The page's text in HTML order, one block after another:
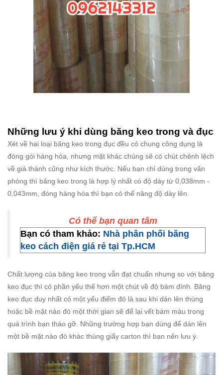
Những lưu ý khi dùng băng keo trong và đục
Xét về hai loại băng keo trong đục đều có chung công dụng là
đóng gói hàng hóa, nhưng mặt khác chúng sẽ có chút chênh lệch
về giá thành cũng như kích thước. Nếu bạn chỉ dùng trong văn
phòng thì băng keo trong là hợp lý nhất có độ dày từ 0,038mm -
0,043mm, đóng hàng hóa thì bạn có thể nâng độ dày lên.
Có thể bạn quan tâm
Bạn có tham khảo: Nhà phân phối băng
keo cách điện giá rẻ tại Tp.HCM
Chất lượng của băng keo trong vẫn đạt chuẩn nhưng so với băng
keo đục thì có phần yếu thế hơn một chút về độ bám dính. Băng
keo đục duy nhất có một yếu điểm đó là sau khi dán lên thùng
hoặc bề mặt nào đó một thời gian sẽ để lại vết bám màu trong
quá trình bạn tháo gỡ. Những trường hợp bạn dùng để dán lên
một bề mặt nào đó khác thùng giấy carton thì bạn nên lưu ý.